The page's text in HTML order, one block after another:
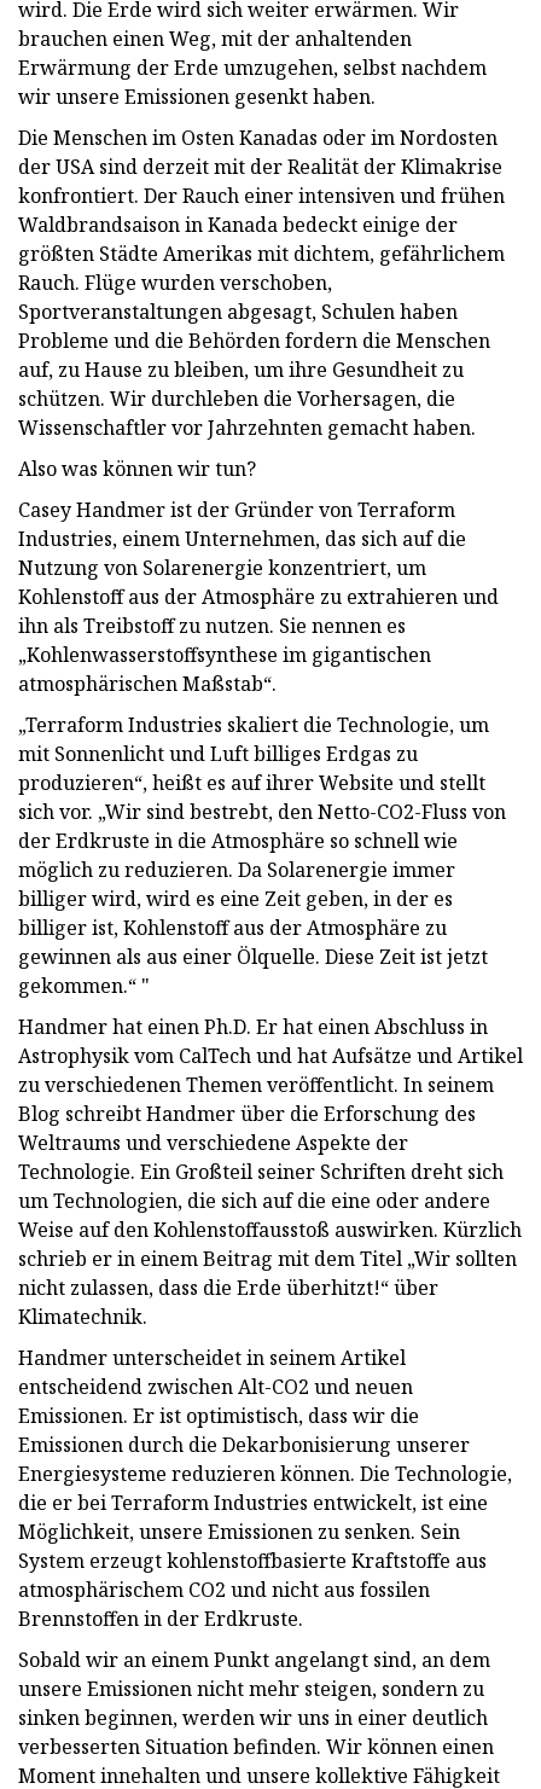
wird. Die Erde wird sich weiter erwärmen. Wir
brauchen einen Weg, mit der anhaltenden
Erwärmung der Erde umzugehen, selbst nachdem
wir unsere Emissionen gesenkt haben.
Die Menschen im Osten Kanadas oder im Nordosten
der USA sind derzeit mit der Realität der Klimakrise
konfrontiert. Der Rauch einer intensiven und frühen
Waldbrandsaison in Kanada bedeckt einige der
größten Städte Amerikas mit dichtem, gefährlichem
Rauch. Flüge wurden verschoben,
Sportveranstaltungen abgesagt, Schulen haben
Probleme und die Behörden fordern die Menschen
auf, zu Hause zu bleiben, um ihre Gesundheit zu
schützen. Wir durchleben die Vorhersagen, die
Wissenschaftler vor Jahrzehnten gemacht haben.
Also was können wir tun?
Casey Handmer ist der Gründer von Terraform
Industries, einem Unternehmen, das sich auf die
Nutzung von Solarenergie konzentriert, um
Kohlenstoff aus der Atmosphäre zu extrahieren und
ihn als Treibstoff zu nutzen. Sie nennen es
„Kohlenwasserstoffsynthese im gigantischen
atmosphärischen Maßstab“.
„Terraform Industries skaliert die Technologie, um
mit Sonnenlicht und Luft billiges Erdgas zu
produzieren“, heißt es auf ihrer Website und stellt
sich vor. „Wir sind bestrebt, den Netto-CO2-Fluss von
der Erdkruste in die Atmosphäre so schnell wie
möglich zu reduzieren. Da Solarenergie immer
billiger wird, wird es eine Zeit geben, in der es
billiger ist, Kohlenstoff aus der Atmosphäre zu
gewinnen als aus einer Ölquelle. Diese Zeit ist jetzt
gekommen.“ "
Handmer hat einen Ph.D. Er hat einen Abschluss in
Astrophysik vom CalTech und hat Aufsätze und Artikel
zu verschiedenen Themen veröffentlicht. In seinem
Blog schreibt Handmer über die Erforschung des
Weltraums und verschiedene Aspekte der
Technologie. Ein Großteil seiner Schriften dreht sich
um Technologien, die sich auf die eine oder andere
Weise auf den Kohlenstoffausstoß auswirken. Kürzlich
schrieb er in einem Beitrag mit dem Titel „Wir sollten
nicht zulassen, dass die Erde überhitzt!“ über
Klimatechnik.
Handmer unterscheidet in seinem Artikel
entscheidend zwischen Alt-CO2 und neuen
Emissionen. Er ist optimistisch, dass wir die
Emissionen durch die Dekarbonisierung unserer
Energiesysteme reduzieren können. Die Technologie,
die er bei Terraform Industries entwickelt, ist eine
Möglichkeit, unsere Emissionen zu senken. Sein
System erzeugt kohlenstoffbasierte Kraftstoffe aus
atmosphärischem CO2 und nicht aus fossilen
Brennstoffen in der Erdkruste.
Sobald wir an einem Punkt angelangt sind, an dem
unsere Emissionen nicht mehr steigen, sondern zu
sinken beginnen, werden wir uns in einer deutlich
verbesserten Situation befinden. Wir können einen
Moment innehalten und unsere kollektive Fähigkeit